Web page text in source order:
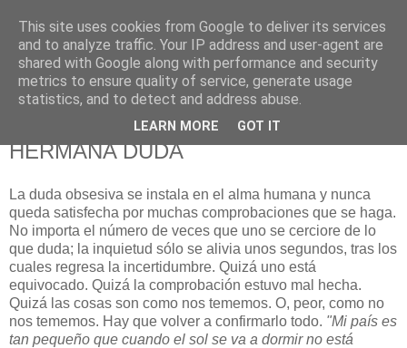
625 RANAS
LA TELEVISIÓN DESDE EL PUNTO DE VISTA BATRACIO
HERMANA DUDA
La duda obsesiva se instala en el alma humana y nunca
queda satisfecha por muchas comprobaciones que se haga.
No importa el número de veces que uno se cerciore de lo
que duda; la inquietud sólo se alivia unos segundos, tras los
cuales regresa la incertidumbre. Quizá uno está
equivocado. Quizá la comprobación estuvo mal hecha.
Quizá las cosas son como nos tememos. O, peor, como no
nos tememos. Hay que volver a confirmarlo todo. "Mi país es
tan pequeño que cuando el sol se va a dormir no está
This site uses cookies from Google to deliver its services
and to analyze traffic. Your IP address and user-agent are
shared with Google along with performance and security
metrics to ensure quality of service, generate usage
statistics, and to detect and address abuse.
LEARN MORE GOT IT